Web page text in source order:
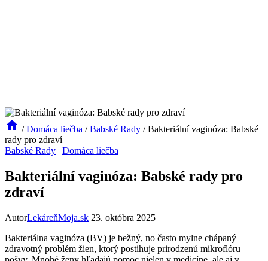
/ Domáca liečba / Babské Rady / Bakteriální vaginóza: Babské
rady pro zdraví
Babské Rady | Domáca liečba
Bakteriální vaginóza: Babské rady pro
zdraví
AutorLekáreňMoja.sk 23. októbra 2025
Bakteriálna vaginóza (BV) je bežný, no často mylne chápaný
zdravotný problém žien, ktorý postihuje prirodzenú mikroflóru